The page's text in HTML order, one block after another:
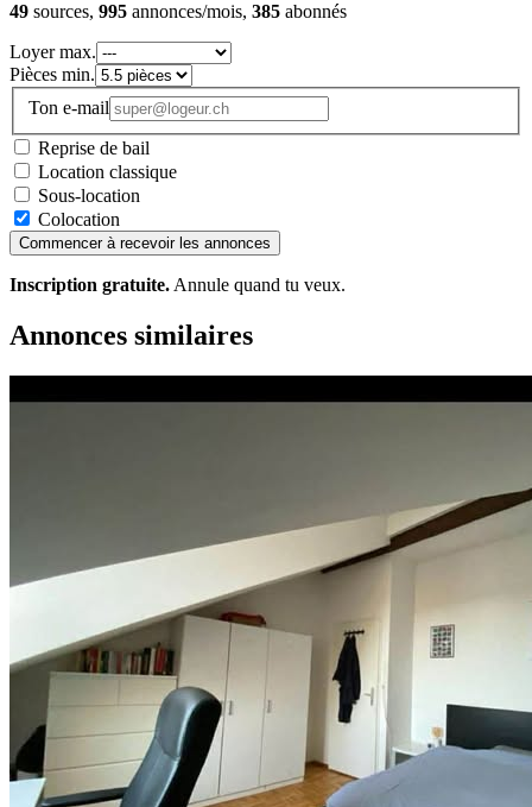
49 sources, 995 annonces/mois, 385 abonnés
Loyer max.
Pièces min.
Ton e-mail
Reprise de bail
Location classique
Sous-location
Colocation
Commencer à recevoir les annonces
Inscription gratuite. Annule quand tu veux.
Annonces similaires